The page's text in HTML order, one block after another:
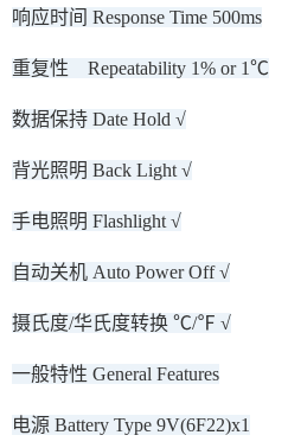
响应时间 Response Time 500ms
重复性 Repeatability 1% or 1℃
数据保持 Date Hold √
背光照明 Back Light √
手电照明 Flashlight √
自动关机 Auto Power Off √
摄氏度/华氏度转换 ℃/℉ √
一般特性 General Features
电源 Battery Type 9V(6F22)x1